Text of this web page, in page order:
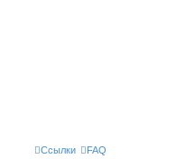
Ссылки FAQ